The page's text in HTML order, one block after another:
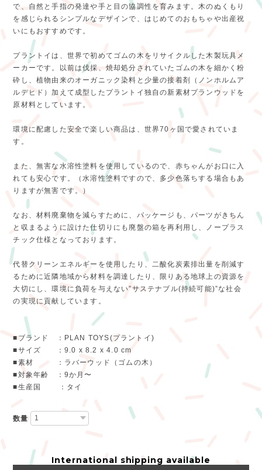
で、自然と手指の発達や手と目の協調性を育みます。木のぬくもり
を感じられるシンプルなデザインで、はじめてのおもちゃや出産祝
いにもおすすめです。
プラントイは、世界で初めてゴムの木をリサイクルした木製玩具メ
ーカーです。以前は伐採、焼却処分されていたゴムの木を細かく粉
砕し、植物由来のオーガニック染料と少量の接着剤（ノンホルムア
ルデヒド）加えて成型したプラントイ独自の新素材プランウッドを
原材料としています。
環境に配慮した安全で楽しい商品は、世界70ヶ国で愛されていま
す。
また、無害な水溶性塗料を使用しているので、赤ちゃんがお口に入
れても安心です。（水溶性塗料ですので、多少色落ちする場合もあ
りますが無害です。）
なお、材料廃棄物を減らすために、パッケージも、パーツがきちん
と収まるように設けた仕切りにも廃盤の箱を再利用し、ノープラス
チック仕様となっております。
代替クリーンエネルギーを使用したり、二酸化炭素排出量を削減す
るために近隣地域から材料を調達したり、限りある地球上の資源を
大切にし、環境に負荷を与えない”サステナブル(持続可能)”な社会
の実現に貢献しています。
■ブランド ：PLAN TOYS(プラントイ)
■サイズ ：9.0 x 8.2 x 4.0 cm
■素材 ：ラバーウッド（ゴムの木）
■対象年齢 ：9か月〜
■生産国 ：タイ
数量
International shipping available